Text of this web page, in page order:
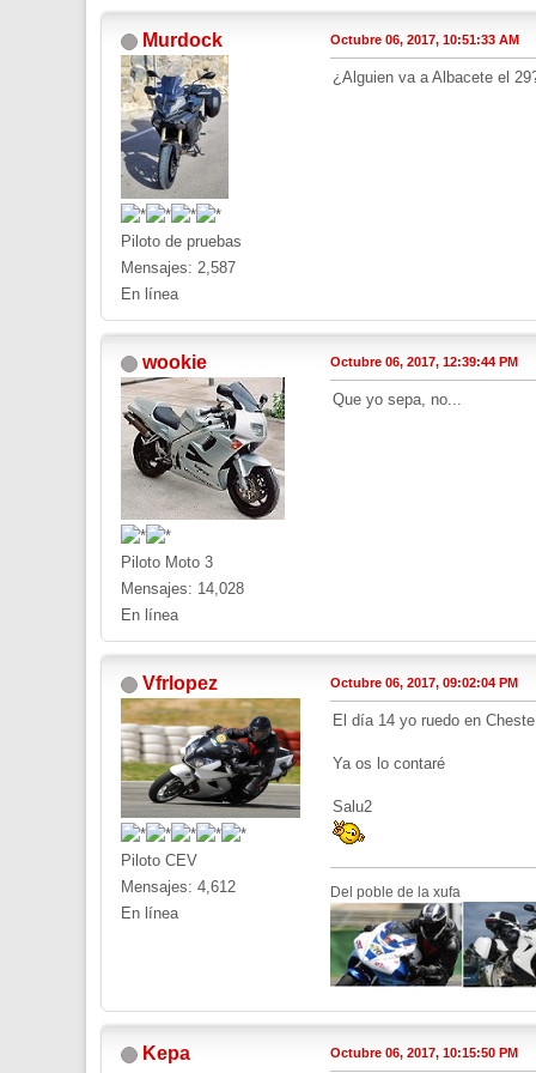
Murdock
Piloto de pruebas
Mensajes: 2,587
En línea
Octubre 06, 2017, 10:51:33 AM
¿Alguien va a Albacete el
wookie
Piloto Moto 3
Mensajes: 14,028
En línea
Octubre 06, 2017, 12:39:44 PM
Que yo sepa, no...
Vfrlopez
Piloto CEV
Mensajes: 4,612
En línea
Octubre 06, 2017, 09:02:04 PM
El día 14 yo ruedo en
Ya os lo contaré
Salu2
Del poble de la xufa
Kepa Octubre 06, 2017, 10:15:50 PM